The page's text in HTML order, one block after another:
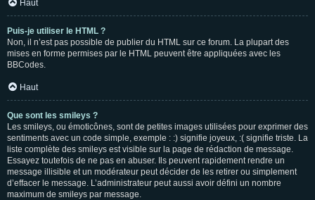
Haut
Puis-je utiliser le HTML ?
Non, il n’est pas possible de publier du HTML sur ce forum. La plupart des
mises en forme permises par le HTML peuvent être appliquées avec les
BBCodes.
Haut
Que sont les smileys ?
Les smileys, ou émoticônes, sont de petites images utilisées pour exprimer des
sentiments avec un code simple, exemple : :) signifie joyeux, :( signifie triste. La
liste complète des smileys est visible sur la page de rédaction de message.
Essayez toutefois de ne pas en abuser. Ils peuvent rapidement rendre un
message illisible et un modérateur peut décider de les retirer ou simplement
d’effacer le message. L’administrateur peut aussi avoir défini un nombre
maximum de smileys par message.